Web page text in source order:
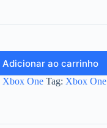
Adicionar ao carrinho
Xbox One Tag: Xbox One